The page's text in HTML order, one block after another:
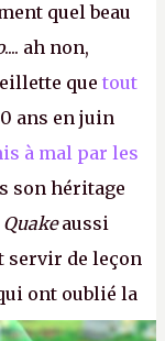
quel beau
.... ah non,
que tout
ans en juin
à mal par les
son héritage
Quakeaussi
servir de leçon
ont oublié la
et les